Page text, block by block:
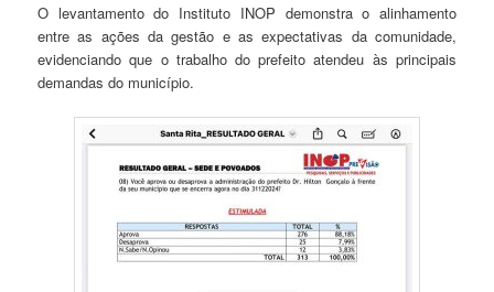
O levantamento do Instituto INOP demonstra o alinhamento
entre as ações da gestão e as expectativas da comunidade,
evidenciando que o trabalho do prefeito atendeu às principais
demandas do município.